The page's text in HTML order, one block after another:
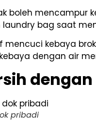
boleh
laundry bag saat
kebaya
dengan air
pribadi